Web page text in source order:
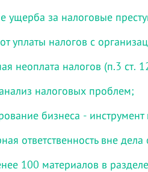
ущерба за налоговые
уплаты налогов с
неоплата налогов (п.3 ст.
налоговых проблем;
бизнеса -
ответственность вне дела
100 материалов в разделе